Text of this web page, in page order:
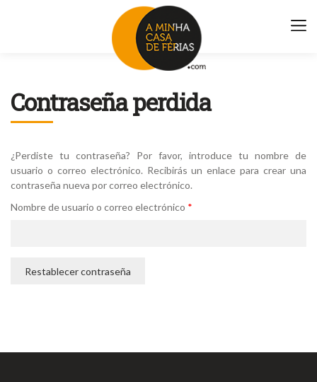
Alojamientos
Propietarios
Sobre nosotros
Contactos
Contraseña perdida
¿Perdiste tu contraseña? Por favor, introduce tu nombre de
usuario o correo electrónico. Recibirás un enlace para crear una
contraseña nueva por correo electrónico.
Nombre de usuario o correo electrónico *
Restablecer contraseña